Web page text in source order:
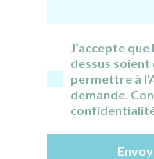
J’accepte
dessus
permettre à
demande.